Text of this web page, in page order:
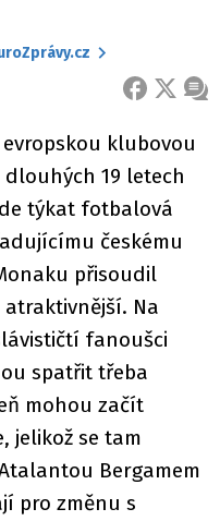
FACEBOOK
X
klubovou
19 letech
týkat fotbalová
českému
přisoudil
Na
fanoušci
spatřit třeba
mohou začít
jelikož se tam
Bergamem
pro změnu s